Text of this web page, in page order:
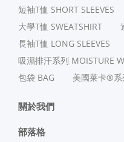
短袖T恤 SHORT SLEEVES
⼤學T恤 SWEATSHIRT
長袖T恤 LONG SLEEVES
吸濕排汗系列 MOISTURE
包袋 BAG
美國莱卡®系
關於我們
部落格